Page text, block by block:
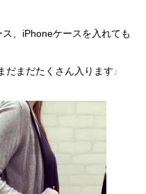
、iPhoneケースを入れても
だまだたくさん入ります♪